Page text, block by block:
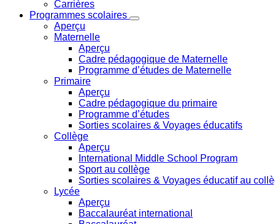
Carrières
Programmes scolaires
Aperçu
Maternelle
Aperçu
Cadre pédagogique de Maternelle
Programme d’études de Maternelle
Primaire
Aperçu
Cadre pédagogique du primaire
Programme d’études
Sorties scolaires & Voyages éducatifs
Collège
Aperçu
International Middle School Program
Sport au collège
Sorties scolaires & Voyages éducatif au
Lycée
Aperçu
Baccalauréat international